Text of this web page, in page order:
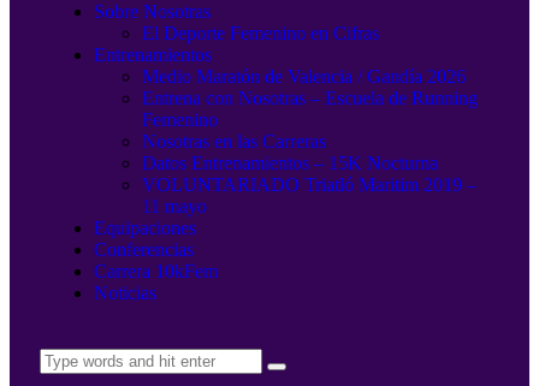
Sobre Nosotras
El Deporte Femenino en Cifras
Entrenamientos
Medio Maratón de Valencia / Gandía 2026
Entrena con Nosotras – Escuela de Running
Femenino
Nosotras en las Carreras
Datos Entrenamientos – 15K Nocturna
VOLUNTARIADO Triatló Maritim 2019 –
11 mayo
Equipaciones
Conferencias
Carrera 10kFem
Noticias